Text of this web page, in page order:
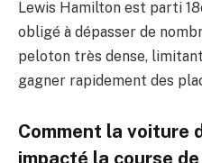
Lewis Hamilton est parti
obligé à dépasser de
peloton très dense,
gagner rapidement des
Comment la voiture
impacté la course